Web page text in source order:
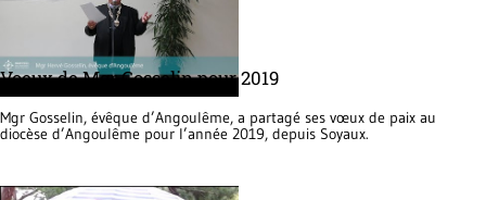
Voeux de Mgr Gosselin pour 2019
Mgr Gosselin, évêque d’Angoulême, a partagé ses vœux de paix au
diocèse d’Angoulême pour l’année 2019, depuis Soyaux.